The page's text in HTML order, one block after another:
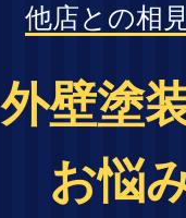
他店との相
外壁塗
お悩